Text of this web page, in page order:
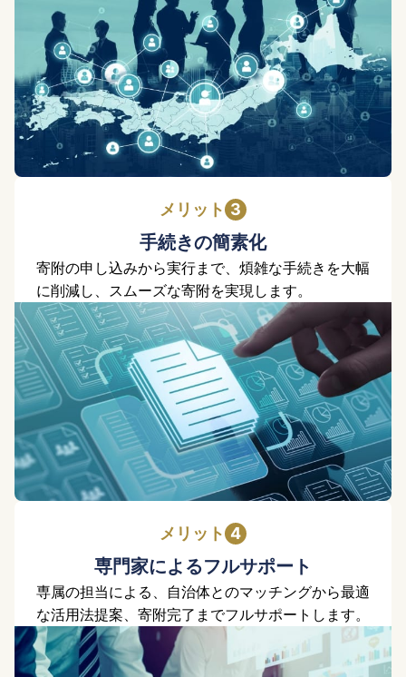
メリット
手続きの簡素化
寄附の申し込みから実行まで、煩雑な手続きを大幅
に削減し、スムーズな寄附を実現します。
メリット
専門家によるフルサポート
専属の担当による、自治体とのマッチングから最適
な活用法提案、寄附完了までフルサポートします。